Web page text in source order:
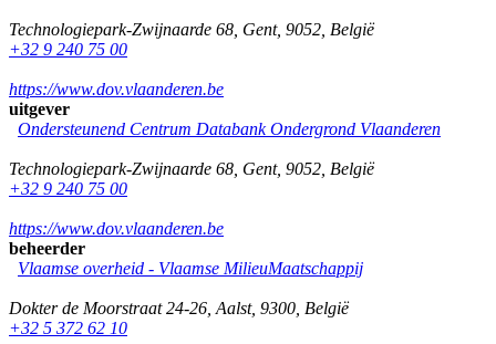
Technologiepark-Zwijnaarde 68 Gent, 9052 België
+32 9 240 75 00
https://www.dov.vlaanderen.be
uitgever
Ondersteunend Centrum Databank Ondergrond Vlaanderen
Technologiepark-Zwijnaarde 68 Gent, 9052 België
+32 9 240 75 00
https://www.dov.vlaanderen.be
beheerder
Vlaamse overheid - Vlaamse MilieuMaatschappij
Dokter de Moorstraat 24-26 Aalst, 9300 België
+32 5 372 62 10